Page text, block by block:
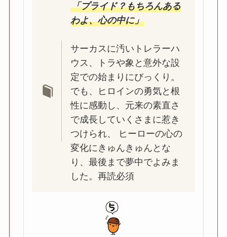
「プライド？もちろんある
わよ、心の中に」
サーカスに汚いトレラーハ
ウス、トラや象と意外な設
定での始まりにびっくり。
でも、ヒロインの勇気と根
性に感動し、元来の素直さ
で成長していくさまに惹き
つけられ、 ヒーローの心の
変化にきゅんきゅんとな
り、最後まで夢中でよみま
した。再読必須